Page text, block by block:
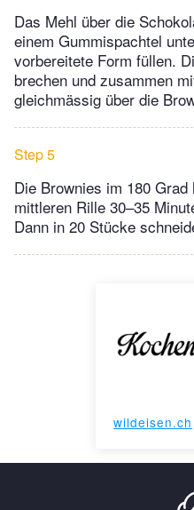
Das Mehl über die
einem Gummispachtel
vorbereitete Form füllen.
brechen und zusammen
gleichmässig über die
Step 5
Die Brownies im 180
mittleren Rille 30–35
Dann in 20 Stücke
wildeisen.ch